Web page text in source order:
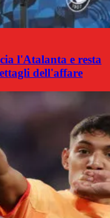
l'Atalanta e resta
dell'affare